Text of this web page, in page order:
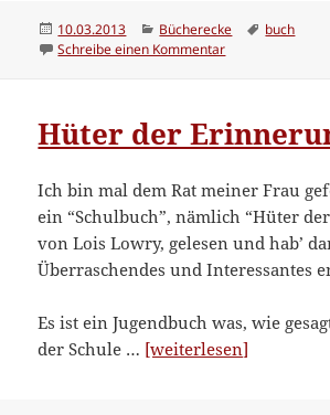
Veröffentlicht
am
10.03.2013 Kategorien
Bücherecke
buch
Schreibe einen Kommentarzu Garou
Hüter der
Ich bin mal dem Rat meiner Frau
ein “Schulbuch”, nämlich “Hüter
von Lois Lowry, gelesen und hab’
Überraschendes und Interessantes
Es ist ein Jugendbuch was, wie
der Schule … [weiterlesen]